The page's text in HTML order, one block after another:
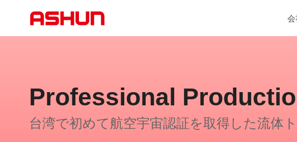
会
Professional
台湾で初めて航空宇宙認証を取得した流体